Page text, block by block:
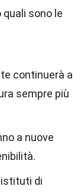
sono le
continuerà a
sempre più
a nuove
istituti di